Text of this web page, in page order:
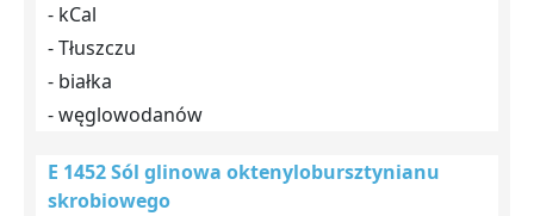
- kCal
- Tłuszczu
- białka
- węglowodanów
E 1452 Sól glinowa oktenylobursztynianu
skrobiowego